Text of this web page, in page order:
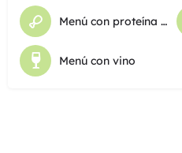
Menú con proteína animal
Menú con vino